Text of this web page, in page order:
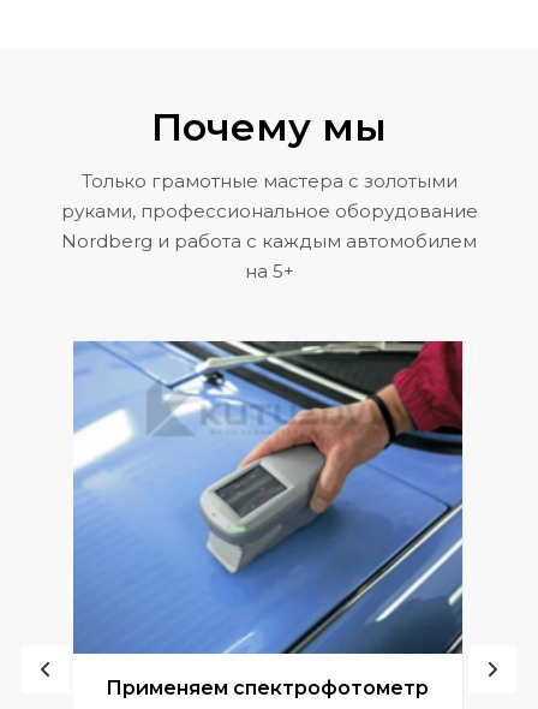
Почему мы
Только грамотные мастера с золотыми
руками, профессиональное оборудование
Nordberg и работа с каждым автомобилем
на 5+
Применяем спектрофотометр